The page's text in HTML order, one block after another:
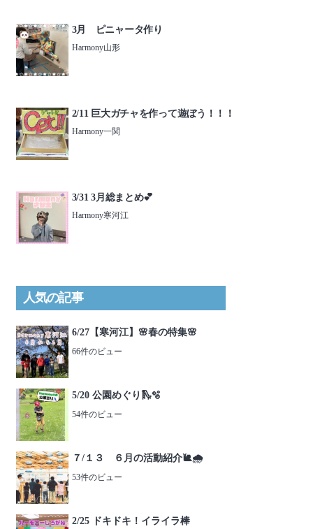
3月 ピニャータ作り
Harmony山形
2/11 巨大ガチャを作って遊ぼう！！！
Harmony一関
3/31 3月総まとめ💕
Harmony寒河江
人気の記事
6/27【寒河江】🌸春の特集🌸
66件のビュー
5/20 公園めぐり🛝🫧
54件のビュー
７/１３ ６月の活動紹介🐌🌧️
53件のビュー
2/25 ドキドキ！イライラ棒